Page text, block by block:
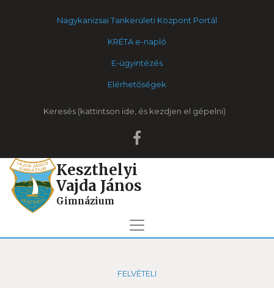
Nagykanizsai Tankerületi Központ Portál
KRÉTA e-napló
E-ügyintézés
Elérhetőségek
Keresés
Keszthelyi
Vajda János
Gimnázium
FELVÉTELI